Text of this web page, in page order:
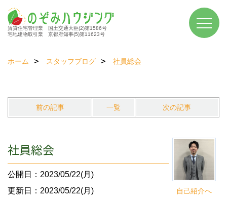
賃貸住宅管理業 国土交通大臣(2)第1586号
宅地建物取引業 京都府知事(5)第11623号
ホーム スタッフブログ 社員総会
前の記事 一覧 次の記事
自己紹介へ
社員総会
公開日：2023/05/22(月)
更新日：2023/05/22(月)